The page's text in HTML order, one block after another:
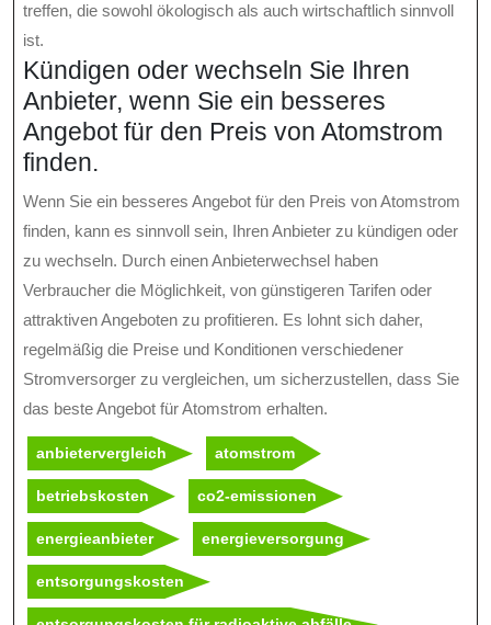
treffen, die sowohl ökologisch als auch wirtschaftlich sinnvoll
ist.
Kündigen oder wechseln Sie Ihren
Anbieter, wenn Sie ein besseres
Angebot für den Preis von Atomstrom
finden.
Wenn Sie ein besseres Angebot für den Preis von Atomstrom
finden, kann es sinnvoll sein, Ihren Anbieter zu kündigen oder
zu wechseln. Durch einen Anbieterwechsel haben
Verbraucher die Möglichkeit, von günstigeren Tarifen oder
attraktiven Angeboten zu profitieren. Es lohnt sich daher,
regelmäßig die Preise und Konditionen verschiedener
Stromversorger zu vergleichen, um sicherzustellen, dass Sie
das beste Angebot für Atomstrom erhalten.
anbietervergleich atomstrom
betriebskosten co2-emissionen
energieanbieter energieversorgung
entsorgungskosten